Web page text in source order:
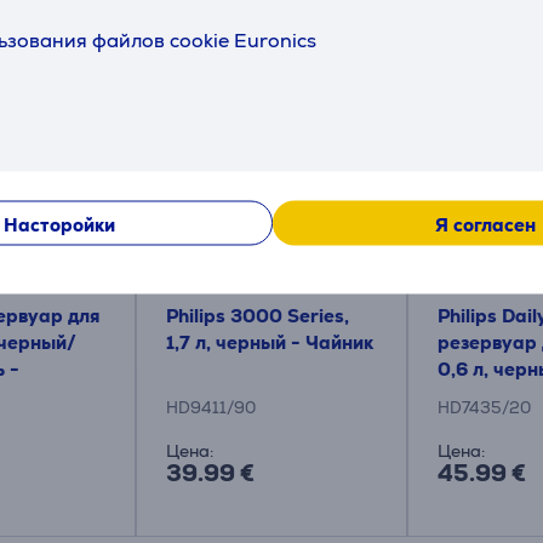
файлов cookie Euronics
Насторойки Я согласен
Подходящие товары
для
-
Philips 3000 Series,
1,7 л, черный - Чайник
HD9411/90
Цена:
39.99 €
Philips
резервуар
0,6 л,
Кофеварка
HD7435/20
Цена:
45.99 €